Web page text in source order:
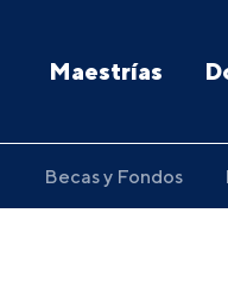
Maestrías
Becas y Fondos